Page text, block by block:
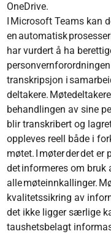
OneDrive.
I Microsoft Teams kan
en automatisk
har vurdert å ha
transkripsjon i
deltakere.
behandlingen av sine
blir transkribert og
oppleves reell både i
møtet. I møter der det
det informeres om bruk
alle møteinnkallinger.
kvalitetssikring av
det ikke ligger særlige
taushetsbelagt